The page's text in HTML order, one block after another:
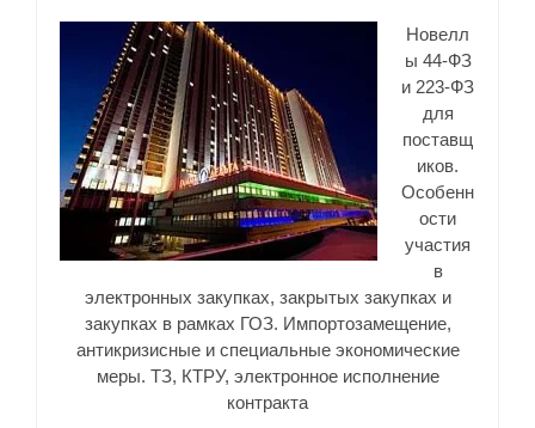
Новелл
ы 44-ФЗ
и 223-ФЗ
для
поставщ
иков.
Особенн
ости
участия
в
электронных закупках, закрытых закупках и
закупках в рамках ГОЗ. Импортозамещение,
антикризисные и специальные экономические
меры. ТЗ, КТРУ, электронное исполнение
контракта